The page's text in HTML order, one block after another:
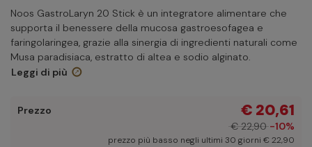
Noos GastroLaryn 20 Stick è un integratore alimentare che
supporta il benessere della mucosa gastroesofagea e
faringolaringea, grazie alla sinergia di ingredienti naturali come
Musa paradisiaca, estratto di altea e sodio alginato.
Leggi di più
€ 20,61
€ 22,90 -10%
Prezzo
prezzo più basso negli ultimi 30 giorni € 22,90